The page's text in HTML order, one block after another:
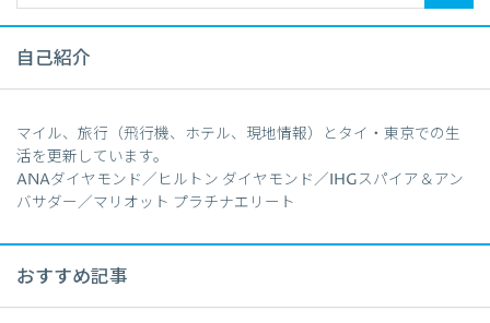
自己紹介
マイル、旅行（飛行機、ホテル、現地情報）とタイ・東京での生
活を更新しています。
ANAダイヤモンド／ヒルトン ダイヤモンド／IHGスパイア＆アン
バサダー／マリオット プラチナエリート
おすすめ記事